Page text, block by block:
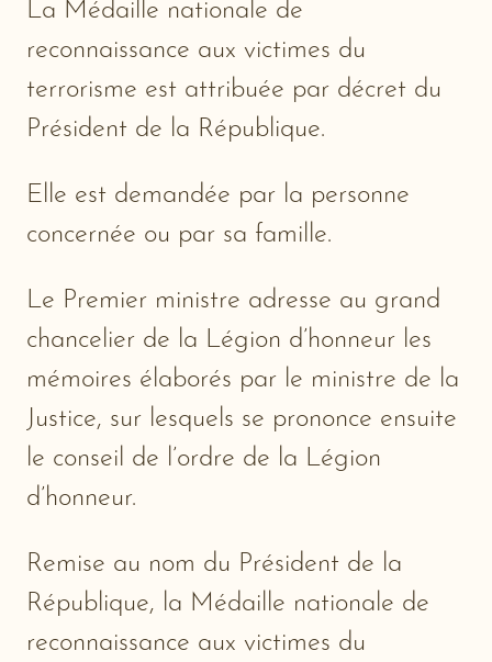
La Médaille nationale de
reconnaissance aux victimes du
terrorisme est attribuée par décret du
Président de la République.
Elle est demandée par la personne
concernée ou par sa famille.
Le Premier ministre adresse au grand
chancelier de la Légion d’honneur les
mémoires élaborés par le ministre de la
Justice, sur lesquels se prononce ensuite
le conseil de l’ordre de la Légion
d’honneur.
Remise au nom du Président de la
République, la Médaille nationale de
reconnaissance aux victimes du